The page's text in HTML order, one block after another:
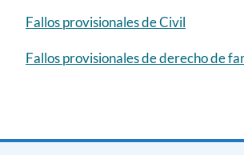
Fallos provisionales de Civil
Fallos provisionales de derecho de